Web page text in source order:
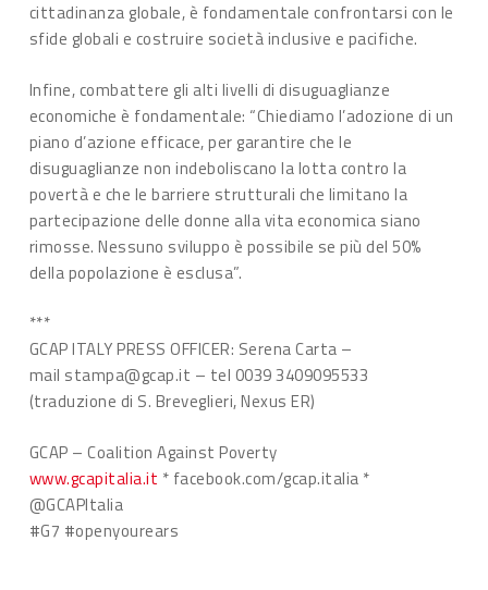
cittadinanza globale, è fondamentale confrontarsi con le
sfide globali e costruire società inclusive e pacifiche.
Infine, combattere gli alti livelli di disuguaglianze
economiche è fondamentale: “Chiediamo l’adozione di un
piano d’azione efficace, per garantire che le
disuguaglianze non indeboliscano la lotta contro la
povertà e che le barriere strutturali che limitano la
partecipazione delle donne alla vita economica siano
rimosse. Nessuno sviluppo è possibile se più del 50%
della popolazione è esclusa”.
***
GCAP ITALY PRESS OFFICER: Serena Carta –
mail stampa@gcap.it – tel 0039 3409095533
(traduzione di S. Breveglieri, Nexus ER)
GCAP – Coalition Against Poverty
www.gcapitalia.it * facebook.com/gcap.italia *
@GCAPItalia
#G7 #openyourears